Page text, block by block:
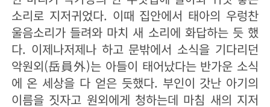
소리로 지저귀었다. 이때 집안에서 태아의 우렁찬
울음소리가 들려와 마치 새 소리에 화답하는 듯 했
다. 이제나저제나 하고 문밖에서 소식을 기다리던
악원외(岳員外)는 아들이 태어났다는 반가운 소식
에 온 세상을 다 얻은 듯했다. 부인이 갓난 아기의
이름을 짓자고 원외에게 청하는데 마침 새의 지저